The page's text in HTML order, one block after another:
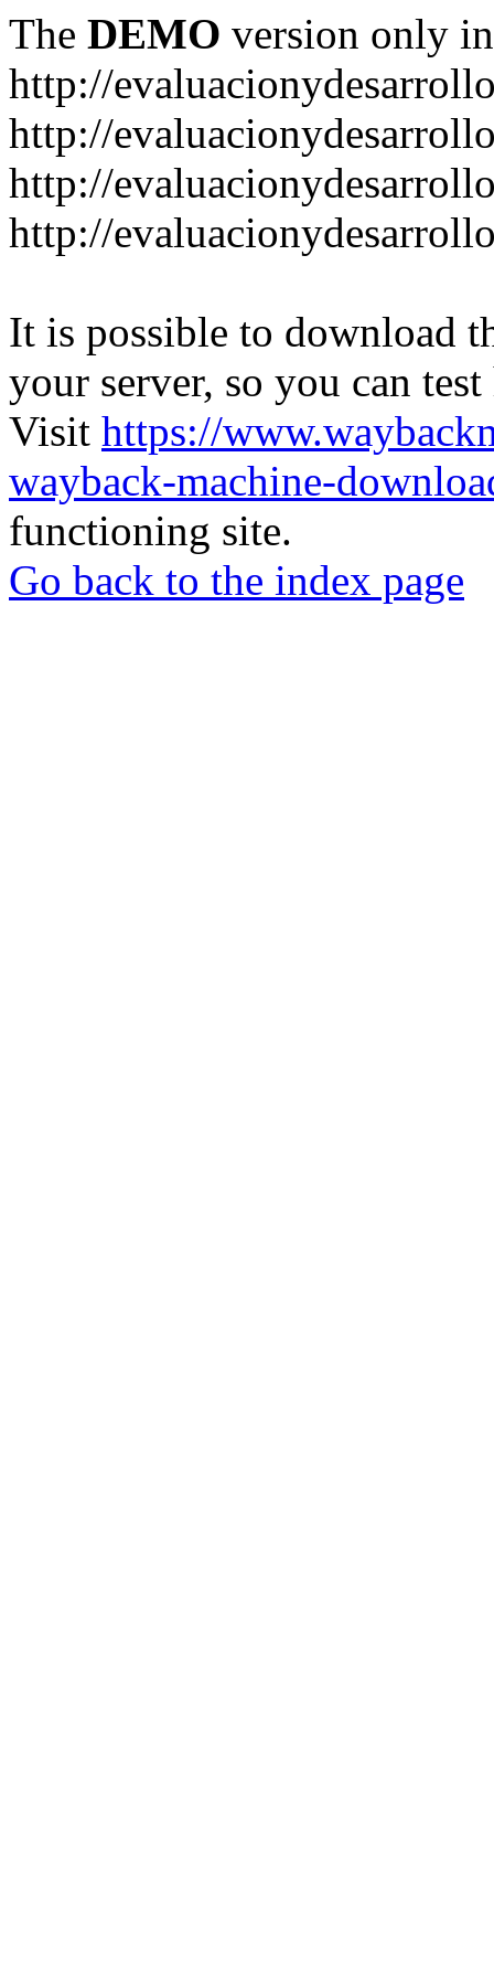
The DEMO version only
http://
http://
http://
http://
It is possible to download
your server, so you can
Visit https://
wayback-machine-
functioning site.
Go back to the index page